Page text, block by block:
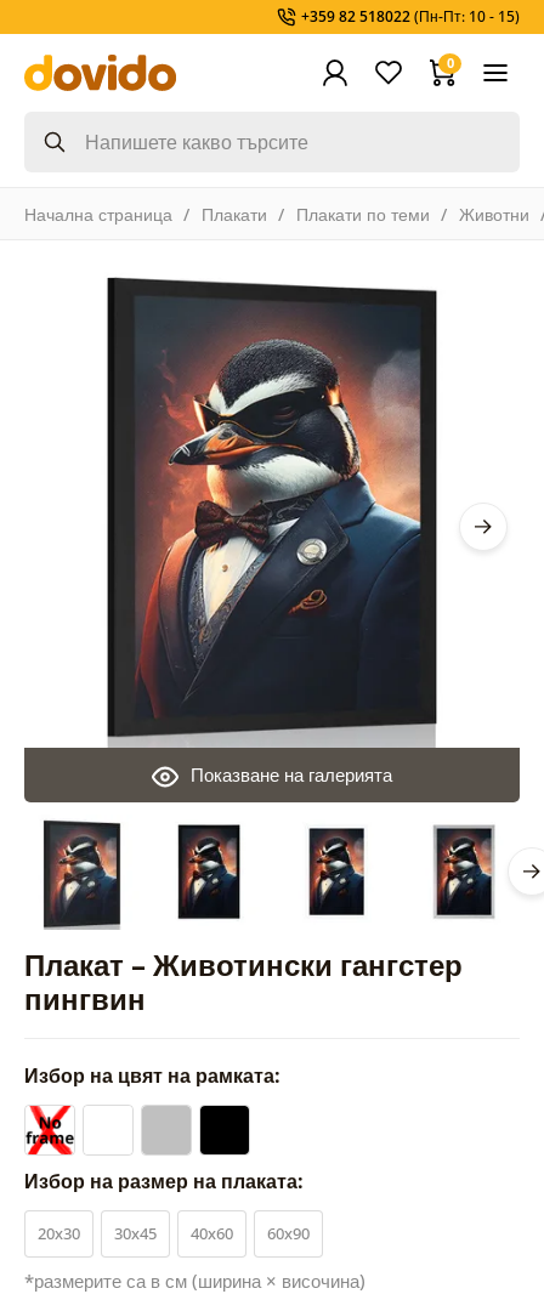
+359 82 518022(Пн-Пт: 10 - 15)
0
Начална страница Плакати Плакати по теми Животни
Плакат – Животински гангстер
пингвин
Показване на галерията
Избор на цвят на рамката:
Избор на размер на плаката:
20x30 30x45 40x60 60x90
*размерите са в см (ширина × височина)